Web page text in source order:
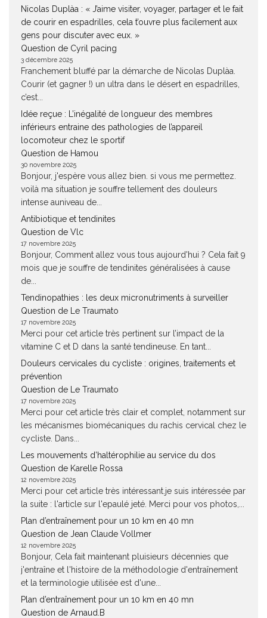
Nicolas Duplàa : « J’aime visiter, voyager, partager et le fait
de courir en espadrilles, cela t’ouvre plus facilement aux
gens pour discuter avec eux. »
Question de Cyril pacing
3 décembre 2025
Franchement bluffé par la démarche de Nicolas Duplàa.
Courir (et gagner !) un ultra dans le désert en espadrilles,
c’est...
Idée reçue : L’inégalité de longueur des membres
inférieurs entraine des pathologies de l’appareil
locomoteur chez le sportif
Question de Hamou
30 novembre 2025
Bonjour, j'espère vous allez bien. si vous me permettez.
voilà ma situation je souffre tellement des douleurs
intense auniveau de...
Antibiotique et tendinites
Question de Vlc
17 novembre 2025
Bonjour, Comment allez vous tous aujourd'hui ? Cela fait 9
mois que je souffre de tendinites généralisées à cause
de...
Tendinopathies : les deux micronutriments à surveiller
Question de Le Traumato
17 novembre 2025
Merci pour cet article très pertinent sur l’impact de la
vitamine C et D dans la santé tendineuse. En tant...
Douleurs cervicales du cycliste : origines, traitements et
prévention
Question de Le Traumato
17 novembre 2025
Merci pour cet article très clair et complet, notamment sur
les mécanismes biomécaniques du rachis cervical chez le
cycliste. Dans...
Les mouvements d’haltérophilie au service du dos
Question de Karelle Rossa
12 novembre 2025
Merci pour cet article très intéressant.je suis intéressée par
la suite : l'article sur l'epaulé jeté. Merci pour vos photos,...
Plan d’entraînement pour un 10 km en 40 mn
Question de Jean Claude Vollmer
12 novembre 2025
Bonjour, Cela fait maintenant pluisieurs décennies que
j'entraîne et l'histoire de la méthodologie d'entraînement
et la terminologie utilisée est d'une...
Plan d’entraînement pour un 10 km en 40 mn
Question de Arnaud.B